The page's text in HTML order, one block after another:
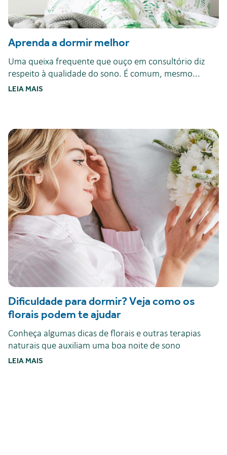
Aprenda a dormir melhor
Uma queixa frequente que ouço em consultório diz
respeito à qualidade do sono. É comum, mesmo...
LEIA MAIS
Dificuldade para dormir? Veja como os
florais podem te ajudar
Conheça algumas dicas de florais e outras terapias
naturais que auxiliam uma boa noite de sono
LEIA MAIS